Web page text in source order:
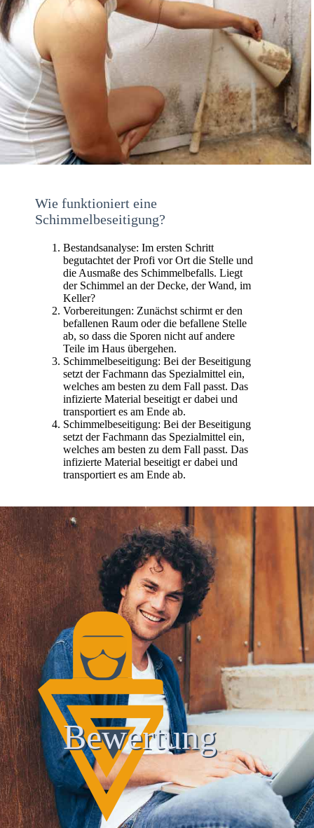
Wie funktioniert eine
Schimmelbeseitigung?
Bestandsanalyse: Im ersten Schritt
begutachtet der Profi vor Ort die Stelle und
die Ausmaße des Schimmelbefalls. Liegt
der Schimmel an der Decke, der Wand, im
Keller?
Vorbereitungen: Zunächst schirmt er den
befallenen Raum oder die befallene Stelle
ab, so dass die Sporen nicht auf andere
Teile im Haus übergehen.
Schimmelbeseitigung: Bei der Beseitigung
setzt der Fachmann das Spezialmittel ein,
welches am besten zu dem Fall passt. Das
infizierte Material beseitigt er dabei und
transportiert es am Ende ab.
Schimmelbeseitigung: Bei der Beseitigung
setzt der Fachmann das Spezialmittel ein,
welches am besten zu dem Fall passt. Das
infizierte Material beseitigt er dabei und
transportiert es am Ende ab.
Bewertung